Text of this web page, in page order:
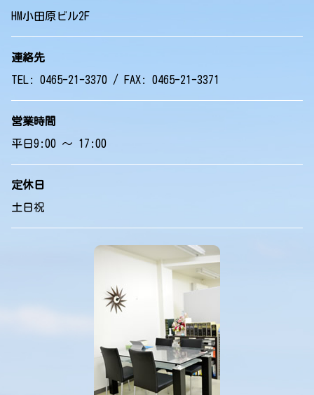
HM小田原ビル2F
連絡先
TEL: 0465-21-3370 / FAX: 0465-21-3371
営業時間
平日9:00 ～ 17:00
定休日
土日祝